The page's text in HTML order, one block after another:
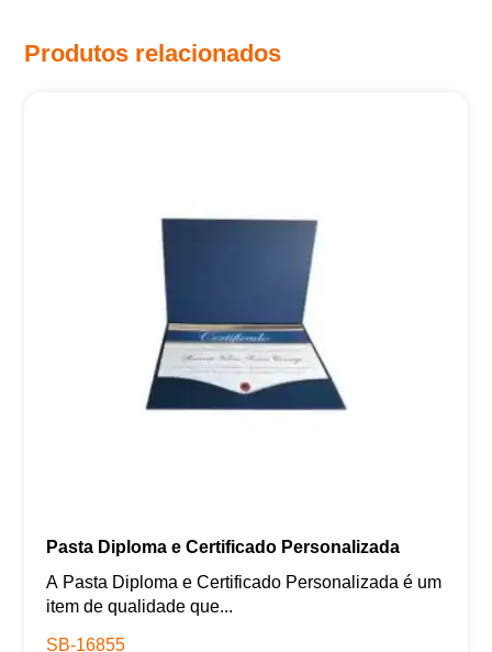
Produtos relacionados
Pasta Diploma e Certificado Personalizada
A Pasta Diploma e Certificado Personalizada é um
item de qualidade que...
SB-16855